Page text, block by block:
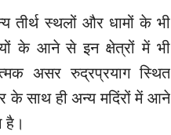
तीर्थ स्थलों और धामों के भी
के आने से इन क्षेत्रों में भी
असर रुद्रप्रयाग स्थित
के साथ ही अन्य मदिंरों में आने
है।